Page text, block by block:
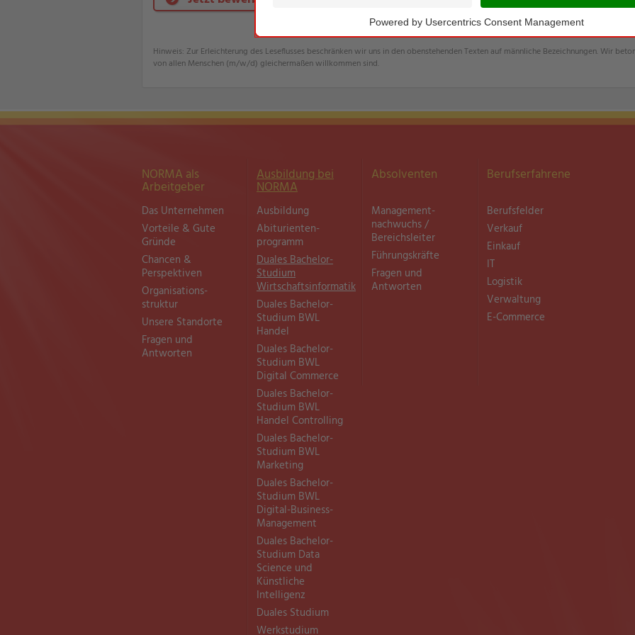
Hinweis: Zur Erleichterung des Leseflusses beschränken wir uns in den obenstehenden Texten auf männliche Bezeichnungen. Wir
von allen Menschen (m/w/d) gleichermaßen willkommen sind.
NORMA als
Arbeitgeber
Das Unternehmen
Vorteile & Gute
Gründe
Chancen &
Perspektiven
Organisations­
struktur
Unsere Standorte
Fragen und
Antworten
Ausbildung bei
NORMA
Ausbildung
Abiturienten­
programm
Duales Bachelor-
Studium
Wirtschaftsinformatik
Duales Bachelor-
Studium BWL
Handel
Duales Bachelor-
Studium BWL
Digital Commerce
Duales Bachelor-
Studium BWL
Handel Controlling
Duales Bachelor-
Studium BWL
Marketing
Duales Bachelor-
Studium BWL
Digital-Business-
Management
Duales Bachelor-
Studium Data
Science und
Künstliche
Intelligenz
Duales Studium
Werkstudium
Absolventen
Management­
nachwuchs /
Bereichsleiter
Führungskräfte
Fragen und
Antworten
Berufserfahrene
Berufsfelder
Verkauf
Einkauf
IT
Logistik
Verwaltung
E-Commerce